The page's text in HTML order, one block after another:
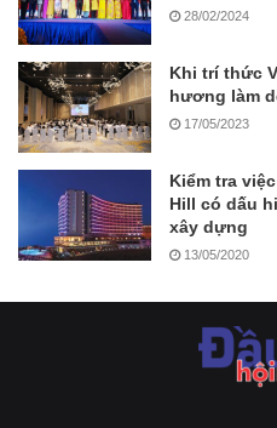
28/02/2024
Khi trí thức
hương làm
17/05/2023
Kiểm tra
Hill có dấu
xây dựng
13/05/2020